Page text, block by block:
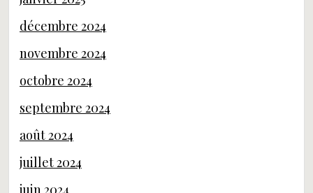
décembre 2024
novembre 2024
octobre 2024
septembre 2024
août 2024
juillet 2024
juin 2024